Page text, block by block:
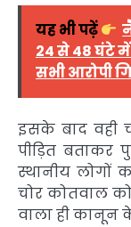
यह भी पढ़ें
24 से 48 घंटे
सभी आरोपी
इसके बाद वही
पीड़ित बताकर
स्थानीय लोगों
चोर कोतवाल को
वाला ही कानून